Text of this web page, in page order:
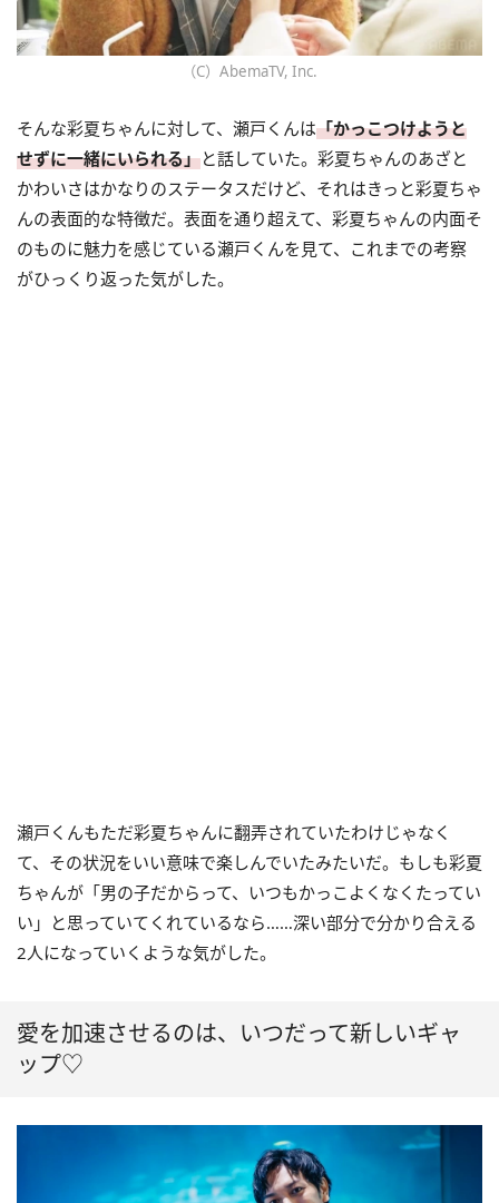
（C）AbemaTV, Inc.
そんな彩夏ちゃんに対して、瀬戸くんは「かっこつけようと
せずに一緒にいられる」と話していた。彩夏ちゃんのあざと
かわいさはかなりのステータスだけど、それはきっと彩夏ちゃ
んの表面的な特徴だ。表面を通り超えて、彩夏ちゃんの内面そ
のものに魅力を感じている瀬戸くんを見て、これまでの考察
がひっくり返った気がした。
瀬戸くんもただ彩夏ちゃんに翻弄されていたわけじゃなく
て、その状況をいい意味で楽しんでいたみたいだ。もしも彩夏
ちゃんが「男の子だからって、いつもかっこよくなくたってい
い」と思っていてくれているなら……深い部分で分かり合える
2人になっていくような気がした。
愛を加速させるのは、いつだって新しいギャ
ップ♡